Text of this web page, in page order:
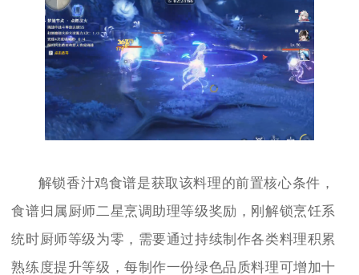
解锁香汁鸡食谱是获取该料理的前置核心条件，
食谱归属厨师二星烹调助理等级奖励，刚解锁烹饪系
统时厨师等级为零，需要通过持续制作各类料理积累
熟练度提升等级，每制作一份绿色品质料理可增加十